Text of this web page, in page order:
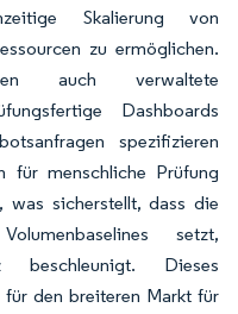
Skalierung von
zu ermöglichen.
auch verwaltete
Dashboards
spezifizieren
für menschliche Prüfung
was sicherstellt, dass die
setzt,
beschleunigt. Dieses
den breiteren Markt für